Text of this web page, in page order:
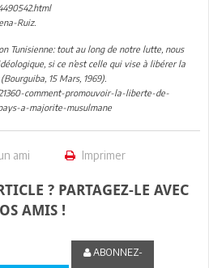
Ruiz.
Tunisienne: tout au long de notre lutte, nous
si ce n’est celle qui vise à libérer la
15 Mars, 1969).
comment-promouvoir-la-liberte-de-
a-majorite-musulmane
ami Imprimer
? PARTAGEZ-LE AVEC
AMIS !
ABONNEZ-